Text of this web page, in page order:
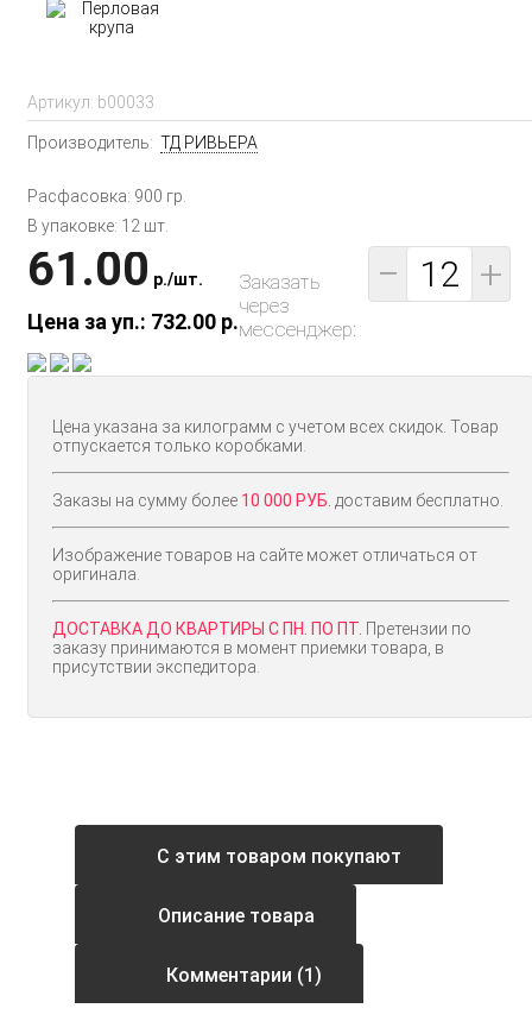
Артикул: b00033
Производитель: ТД РИВЬЕРА
Расфасовка: 900 гр.
В упаковке: 12 шт.
61.00 p./шт.
Цена за уп.: 732.00 p.
− +
Заказать
через
мессенджер:
Цена указана за килограмм с учетом всех скидок. Товар
отпускается только коробками.
Заказы на сумму более 10 000 РУБ. доставим бесплатно.
Изображение товаров на сайте может отличаться от
оригинала.
ДОСТАВКА ДО КВАРТИРЫ С ПН. ПО ПТ. Претензии по
заказу принимаются в момент приемки товара, в
присутствии экспедитора.
С этим товаром покупают
Описание товара
Комментарии (1)